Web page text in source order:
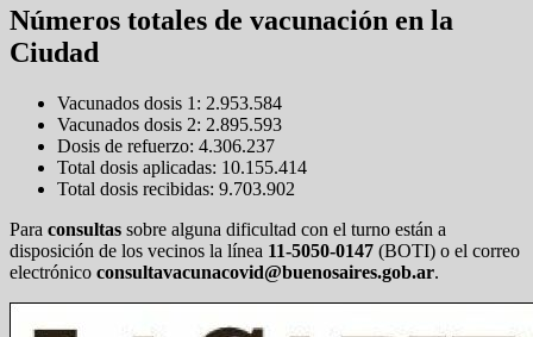
Números totales de vacunación en la
Ciudad
Vacunados dosis 1: 2.953.584
Vacunados dosis 2: 2.895.593
Dosis de refuerzo: 4.306.237
Total dosis aplicadas: 10.155.414
Total dosis recibidas: 9.703.902
Para consultas sobre alguna dificultad con el turno están a
disposición de los vecinos la línea 11-5050-0147 (BOTI) o el correo
electrónico consultavacunacovid@buenosaires.gob.ar.